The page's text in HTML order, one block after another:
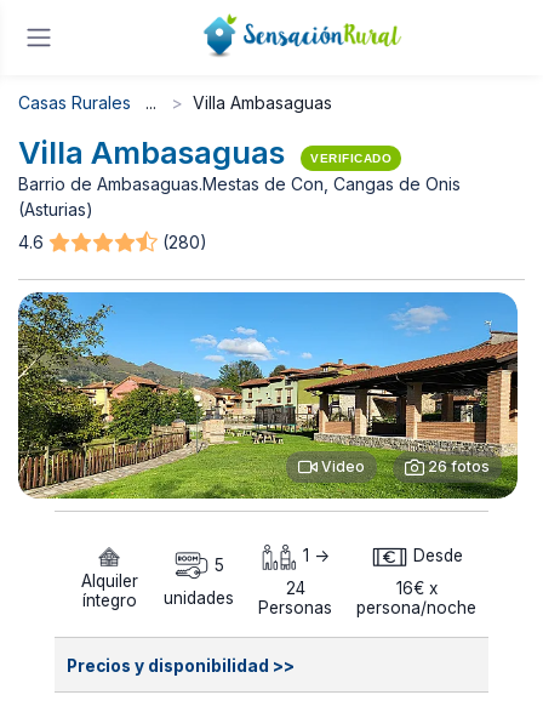
Casas Rurales Villa Ambasaguas
Villa Ambasaguas VERIFICADO
Barrio de Ambasaguas.Mestas de Con, Cangas de Onis
(Asturias)
4.6
(280)
Video 26 fotos
Alquiler
íntegro
5
unidades
1 ->
24
Personas
Desde
16€ x
persona/noche
Precios y disponibilidad >>